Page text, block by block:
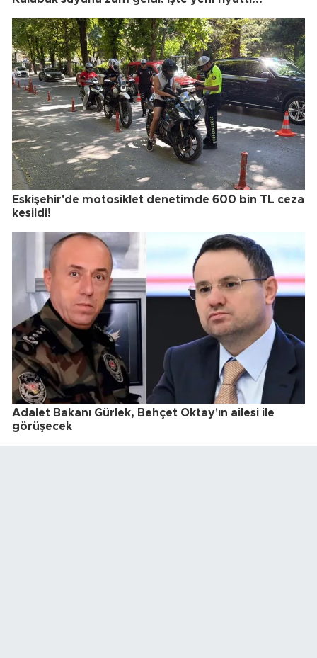
Eskişehir'de motosiklet denetimde 600 bin TL ceza
kesildi!
Adalet Bakanı Gürlek, Behçet Oktay'ın ailesi ile
görüşecek